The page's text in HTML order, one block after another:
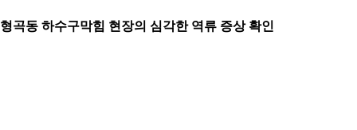
곡동 하수구막힘 현장의 심각한 역류 증상 확인